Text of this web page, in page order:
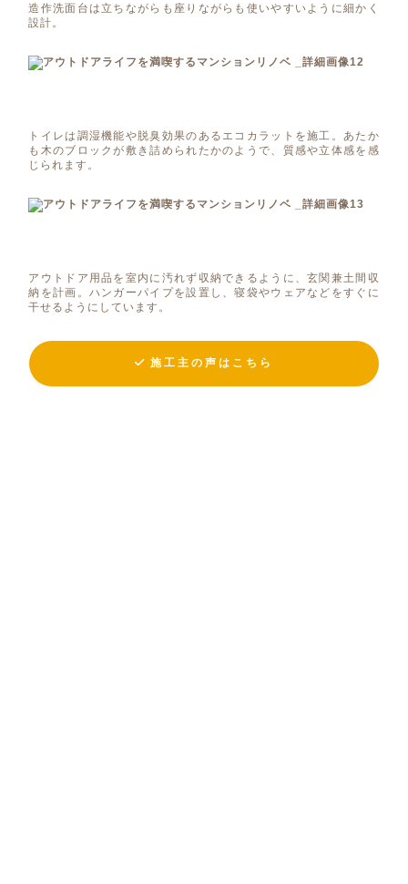
造作洗面台は立ちながらも座りながらも使いやすいように細かく
設計。
トイレは調湿機能や脱臭効果のあるエコカラットを施工。あたか
も木のブロックが敷き詰められたかのようで、質感や立体感を感
じられます。
アウトドア用品を室内に汚れず収納できるように、玄関兼土間収
納を計画。ハンガーパイプを設置し、寝袋やウェアなどをすぐに
干せるようにしています。
施工主の声はこちら